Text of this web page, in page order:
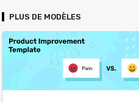
PLUS DE MODÈLES